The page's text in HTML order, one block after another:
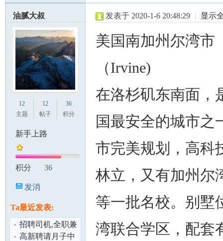
油腻大叔
12
主题
12
帖子
36
积分
新手上路
积分 36
发消
Ta最近发表:
招聘司机,全职兼
职男女均可
高新聘请月子中
发表于 2020-1-6 20:48:29 | 显示
美国南加州尔湾市
（Irvine)
在洛杉矶东南面，
国最安全的城市之
市完美规划，高科
林立，又有加州尔
等一批名校。别墅
湾联合学区，配套